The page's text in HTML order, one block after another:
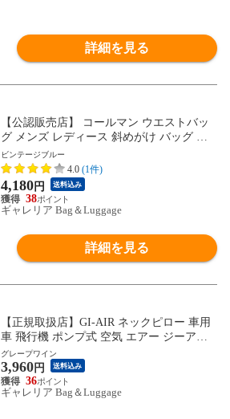
詳細を見る
【公認販売店】 コールマン ウエストバッ
グ メンズ レディース 斜めがけ バッグ 小
さめ Coleman ブランド おしゃれ ウエスト
ポーチ ショルダーバッグ 横型 ヨコ 軽量 2
WAY 2L 旅行 アウトドア ウォーカーポー
チ
ビンテージブルー
4.0 (1件)
4,180円 送料込み
38
ギャレリア Bag＆Luggage
詳細を見る
【正規取扱店】GI-AIR ネックピロー 車用
車 飛行機 ポンプ式 空気 エアー ジーアイ
エア ネック ピロー トラベルピロー 首枕
首まくら 首 枕 まくら お昼寝枕 昼寝枕 旅
行 旅行用 椅子 コンパクト 簡単 ポンプ式
ネックピロー
グレープワイン
3,960円 送料込み
36
ギャレリア Bag＆Luggage